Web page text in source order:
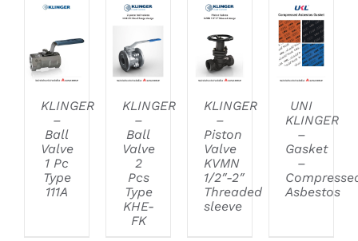
DETAILS
KLINGER
–
Ball
Valve
1 Pc
Type
111A
DETAILS
KLINGER
–
Ball
Valve
2
Pcs
Type
KHE-
FK
DETAILS
KLINGER
–
Piston
Valve
KVMN
1/2″-2″
Threaded
sleeve
DETAILS
UNI
KLINGER
–
Gasket
–
Asbestos